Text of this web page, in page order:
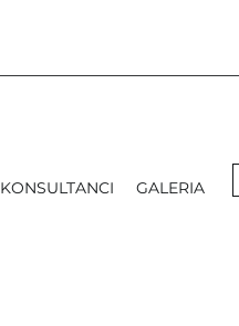
KONSULTANCI GALERIA